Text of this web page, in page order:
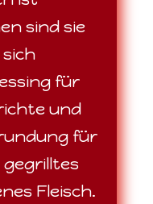
sind sie
für
und
für
gegrilltes
Fleisch.